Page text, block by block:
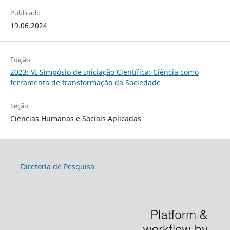
Publicado
19.06.2024
Edição
2023: VI Simpósio de Iniciação Científica: Ciência como
ferramenta de transformação da Sociedade
Seção
Ciências Humanas e Sociais Aplicadas
Diretoria de Pesquisa